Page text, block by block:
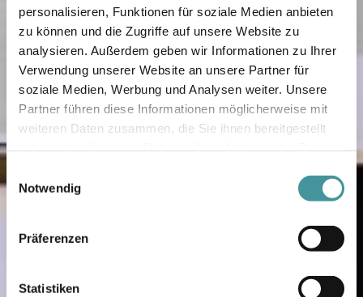
personalisieren, Funktionen für soziale Medien anbieten
zu können und die Zugriffe auf unsere Website zu
analysieren. Außerdem geben wir Informationen zu Ihrer
Verwendung unserer Website an unsere Partner für
soziale Medien, Werbung und Analysen weiter. Unsere
Partner führen diese Informationen möglicherweise mit
weiteren Daten zusammen, die Sie ihnen bereitgestellt
Notwendig
Präferenzen
Statistiken